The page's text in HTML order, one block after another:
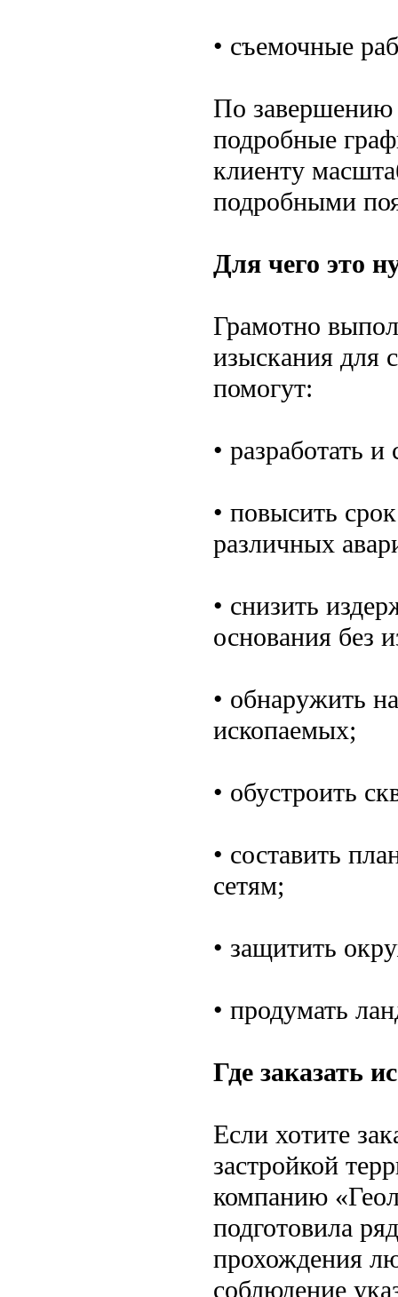
• съемочные
По завершению
подробные
клиенту
подробными
Для чего это
Грамотно
изыскания для
помогут:
• разработать
• повысить
различных
• снизить
основания без
• обнаружить
ископаемых;
• обустроить
• составить
сетям;
• защитить
• продумать
Где заказать
Если хотите
застройкой
компанию
подготовила
прохождения
соблюдение